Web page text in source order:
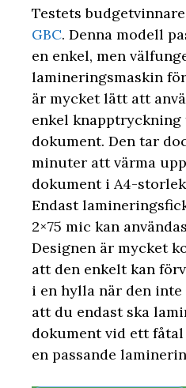
Testets
GBC. Denna modell
en enkel, men
lamineringsmaskin
är mycket lätt att
enkel knapptryckning
dokument. Den tar
minuter att värma
dokument i A4-
Endast
2×75 mic kan
Designen är mycket
att den enkelt kan
i en hylla när den inte
att du endast ska
dokument vid ett
en passande